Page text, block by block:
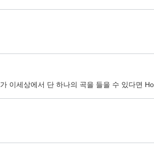
이세상에서 단 하나의 곡을 들을 수 있다면